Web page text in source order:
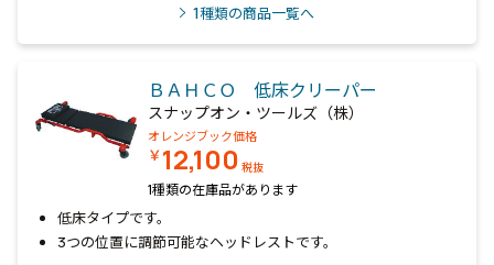
1種類の商品一覧へ
ＢＡＨＣＯ 低床クリーパー
スナップオン・ツールズ（株）
オレンジブック価格
￥12,100 税抜
1種類の在庫品があります
低床タイプです。
3つの位置に調節可能なヘッドレストです。